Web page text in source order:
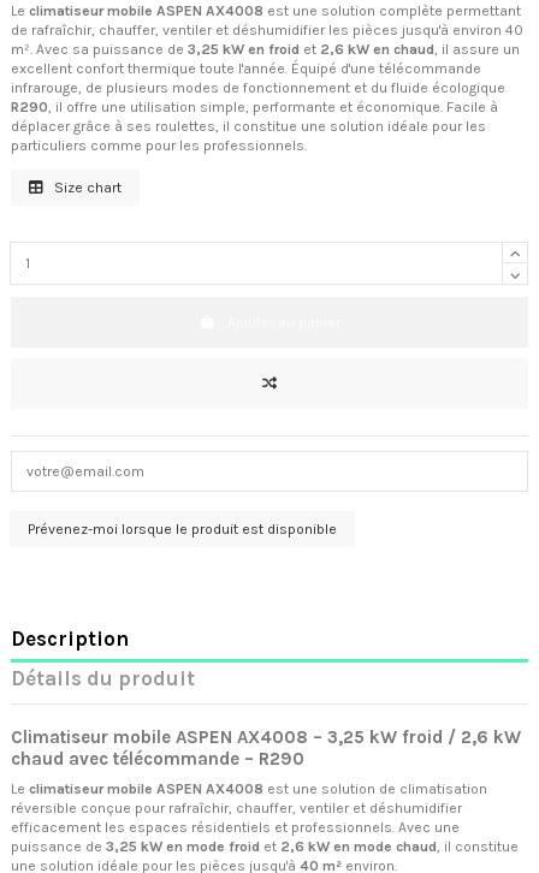
Le climatiseur mobile ASPEN AX4008 est une solution complète permettant
de rafraîchir, chauffer, ventiler et déshumidifier les pièces jusqu'à environ 40
m². Avec sa puissance de 3,25 kW en froid et 2,6 kW en chaud, il assure un
excellent confort thermique toute l'année. Équipé d'une télécommande
infrarouge, de plusieurs modes de fonctionnement et du fluide écologique
R290, il offre une utilisation simple, performante et économique. Facile à
déplacer grâce à ses roulettes, il constitue une solution idéale pour les
particuliers comme pour les professionnels.
Size chart
Description
Détails du produit
Climatiseur mobile ASPEN AX4008 – 3,25 kW froid / 2,6 kW
chaud avec télécommande – R290
Le climatiseur mobile ASPEN AX4008 est une solution de climatisation
réversible conçue pour rafraîchir, chauffer, ventiler et déshumidifier
efficacement les espaces résidentiels et professionnels. Avec une
puissance de 3,25 kW en mode froid et 2,6 kW en mode chaud, il constitue
une solution idéale pour les pièces jusqu'à 40 m² environ.